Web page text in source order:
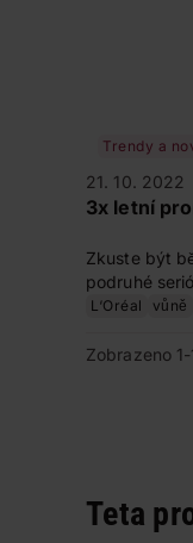
Trendy a
21. 10. 2022
3x letní
Zkuste být
podruhé
vymyslíte i
L‘Oréal vůně
Zobrazeno
Teta